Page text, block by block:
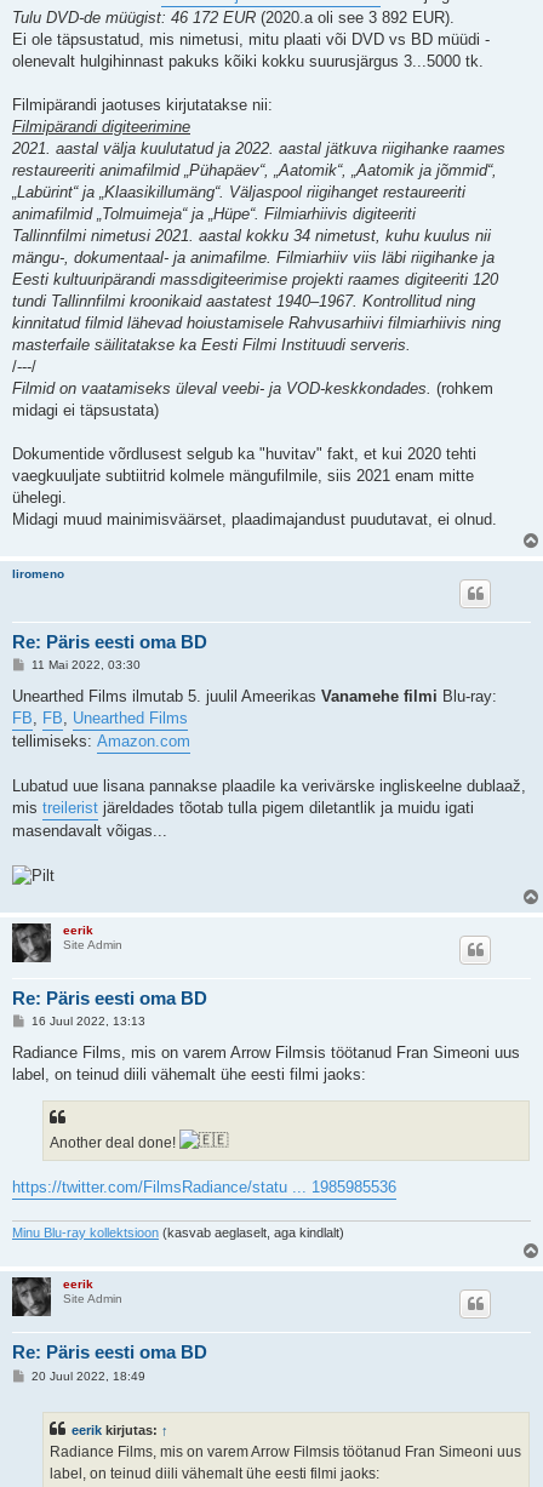
i
u
s
Tulu DVD-de müügist: 46 172 EUR (2020.a oli see 3 892 EUR).
Ei ole täpsustatud, mis nimetusi, mitu plaati või DVD vs BD müüdi -
olenevalt hulgihinnast pakuks kõiki kokku suurusjärgus 3...5000 tk.
Filmipärandi jaotuses kirjutatakse nii:
Filmipärandi digiteerimine
2021. aastal välja kuulutatud ja 2022. aastal jätkuva riigihanke raames
restaureeriti animafilmid „Pühapäev“, „Aatomik“, „Aatomik ja jõmmid“,
„Labürint“ ja „Klaasikillumäng“. Väljaspool riigihanget restaureeriti
animafilmid „Tolmuimeja“ ja „Hüpe“. Filmiarhiivis digiteeriti
Tallinnfilmi nimetusi 2021. aastal kokku 34 nimetust, kuhu kuulus nii
mängu-, dokumentaal- ja animafilme. Filmiarhiiv viis läbi riigihanke ja
Eesti kultuuripärandi massdigiteerimise projekti raames digiteeriti 120
tundi Tallinnfilmi kroonikaid aastatest 1940–1967. Kontrollitud ning
kinnitatud filmid lähevad hoiustamisele Rahvusarhiivi filmiarhiivis ning
masterfaile säilitatakse ka Eesti Filmi Instituudi serveris.
/---/
Filmid on vaatamiseks üleval veebi- ja VOD-keskkondades. (rohkem
midagi ei täpsustata)
Dokumentide võrdlusest selgub ka "huvitav" fakt, et kui 2020 tehti
vaegkuuljate subtiitrid kolmele mängufilmile, siis 2021 enam mitte
ühelegi.
Midagi muud mainimisväärset, plaadimajandust puudutavat, ei olnud.
liromeno
Re: Päris eesti oma BD
P
s
i
t
u
11 Mai 2022, 03:30
Unearthed Films ilmutab 5. juulil Ameerikas Vanamehe filmi Blu-ray:
FB, FB, Unearthed Films
tellimiseks: Amazon.com
Lubatud uue lisana pannakse plaadile ka verivärske ingliskeelne dublaaž,
mis treilerist järeldades tõotab tulla pigem diletantlik ja muidu igati
masendavalt võigas...
eerik
Site Admin
Re: Päris eesti oma BD
P
s
i
16 Juul 2022, 13:13
Radiance Films, mis on varem Arrow Filmsis töötanud Fran Simeoni uus
label, on teinud diili vähemalt ühe eesti filmi jaoks:
Another deal done!
https://twitter.com/FilmsRadiance/statu ... 1985985536
Minu Blu-ray kollektsioon (kasvab aeglaselt, aga kindlalt)
eerik
Site Admin
Re: Päris eesti oma BD
P20 Juul 2022, 18:49
eerik kirjutas: ↑
Radiance Films, mis on varem Arrow Filmsis töötanud Fran Simeoni uus
label, on teinud diili vähemalt ühe eesti filmi jaoks: